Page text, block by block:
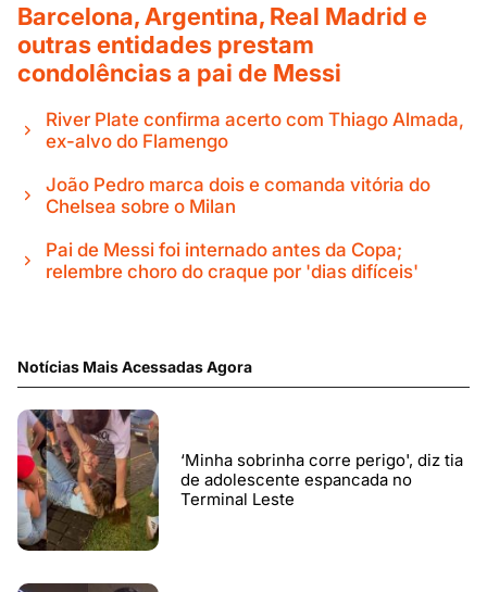
Barcelona, Argentina, Real Madrid e
outras entidades prestam
condolências a pai de Messi
River Plate confirma acerto com Thiago Almada,
ex-alvo do Flamengo
João Pedro marca dois e comanda vitória do
Chelsea sobre o Milan
Pai de Messi foi internado antes da Copa;
relembre choro do craque por 'dias difíceis'
Notícias Mais Acessadas Agora
‘Minha sobrinha corre perigo', diz tia
de adolescente espancada no
Terminal Leste